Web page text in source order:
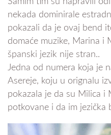
nekada dominirale
pokazali da je ovaj bend
domaće muzike, Marina i
španski jezik nije stran..
Jedna od numera koja je
Asereje, koju u orignalu
pokazala je da su Milica i
potkovane i da im jezička